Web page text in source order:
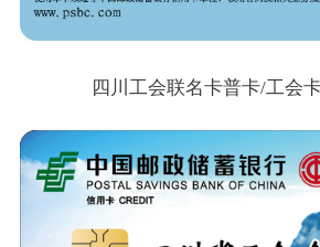
四川工会联名卡普卡/工会